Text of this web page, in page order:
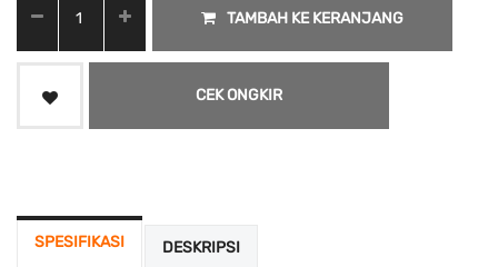
TAMBAH KE KERANJANG
CEK ONGKIR
SPESIFIKASI DESKRIPSI